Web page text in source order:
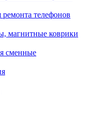
телефонов
магнитные коврики
сменные